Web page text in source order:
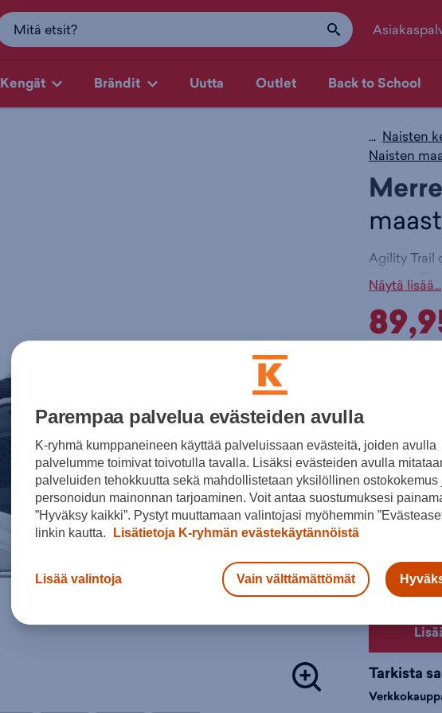
Kengät Brändit Uutta Outlet Back to School
... Naisten
Naisten
Agility Trail
Kengän
pidosta
Paino:
Drop:
Droppi
Tuki:
Lesti:
Naisten
Näytä lisää...
Musta
36
Tarkista
Parempaa palvelua evästeiden avulla
K-ryhmä kumppaneineen käyttää palveluissaan evästeitä, joiden avulla
palvelumme toimivat toivotulla tavalla. Lisäksi evästeiden avulla
palveluiden tehokkuutta sekä mahdollistetaan yksilöllinen ostokokemus
personoidun mainonnan tarjoaminen. Voit antaa suostumuksesi
”Hyväksy kaikki”. Pystyt muuttamaan valintojasi myöhemmin
linkin kautta.
Lisätietoja K-ryhmän evästekäytännöistä
Lisää valintoja Vain välttämättömät